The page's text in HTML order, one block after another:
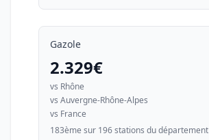
Gazole
2.329€
vs Rhône
vs Auvergne-Rhône-Alpes
vs France
183ème sur 196 stations du département